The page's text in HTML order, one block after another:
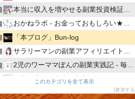
本当に収入を増やせる副業投資検証ブログ
おかねラボ - お金っておもしろい★学べるお金の勉強ブログ
「本ブログ」Bun-log
サラリーマンの副業アフィリエイト実践記
2児のワーママぽんの副業実践記 - 毎日の発見を記録していく
副業AI革命 - 未来の収入源を見つけよう
［完全無料］無料でできる簡単金儲け
このカテゴリを全て表示
参加する